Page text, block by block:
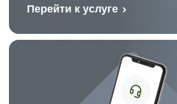
Перейти к услуге